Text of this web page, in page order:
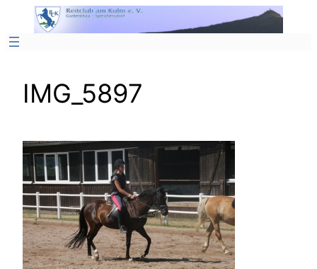
Inhalt
springen
IMG_5897